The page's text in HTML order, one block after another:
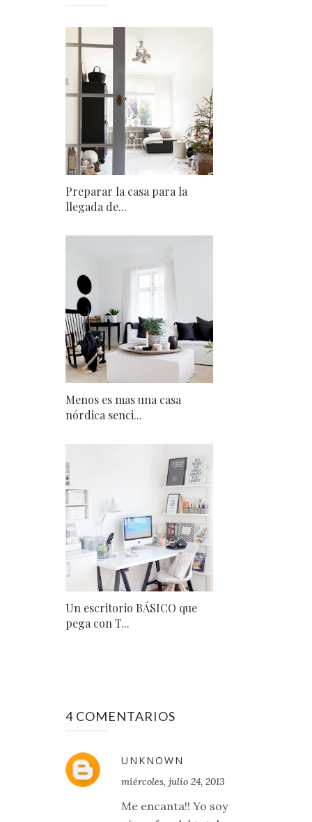
Preparar la casa para la
llegada de...
Menos es mas una casa
nórdica senci...
Un escritorio BÁSICO que
pega con T...
4 COMENTARIOS
UNKNOWN
miércoles, julio 24, 2013
Me encanta!! Yo soy